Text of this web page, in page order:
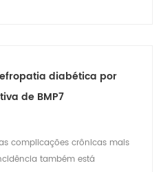
diabética por
de BMP7
complicações crônicas mais
também está